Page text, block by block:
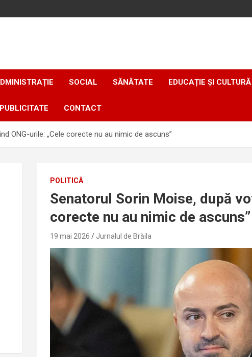
SOCIAL SĂNĂTATE EDUCAȚIE ȘI CULTURĂ
CONTACT
ONG-urile: „Cele corecte nu au nimic de ascuns”
POLITICĂ
Senatorul Sorin Moise, după
corecte nu au nimic de ascuns”
19 mai 2026 Jurnalul de Brăila